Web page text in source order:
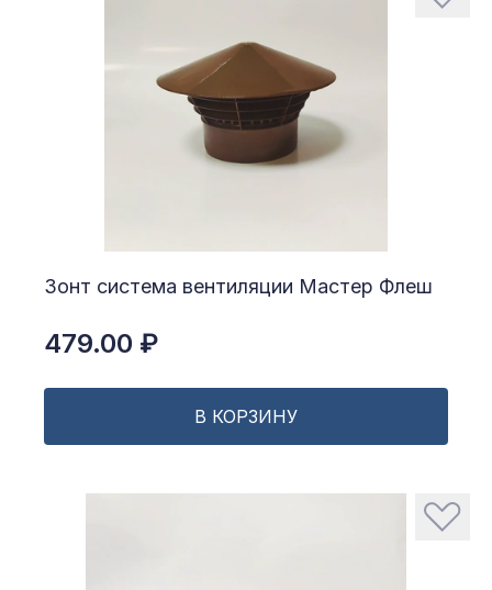
Зонт система вентиляции Мастер Флеш
479.00 ₽
В КОРЗИНУ